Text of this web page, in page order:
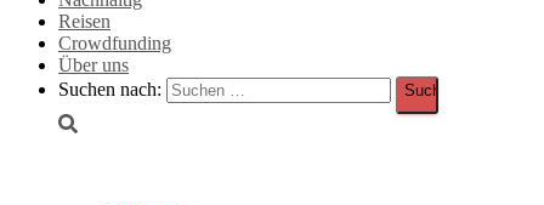
Reisen
Crowdfunding
Über uns
Suchen nach: